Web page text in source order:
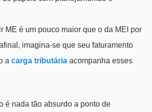
ME é um pouco maior que o da MEI por
imagina-se que seu faturamento
a carga tributária acompanha esses
é nada tão absurdo a ponto de